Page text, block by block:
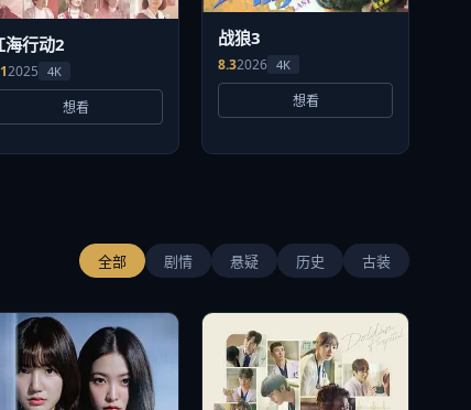
海行动2
2025 4K
想看
战狼3
8.32026 4K
想看
全部 剧情 悬疑 历史 古装